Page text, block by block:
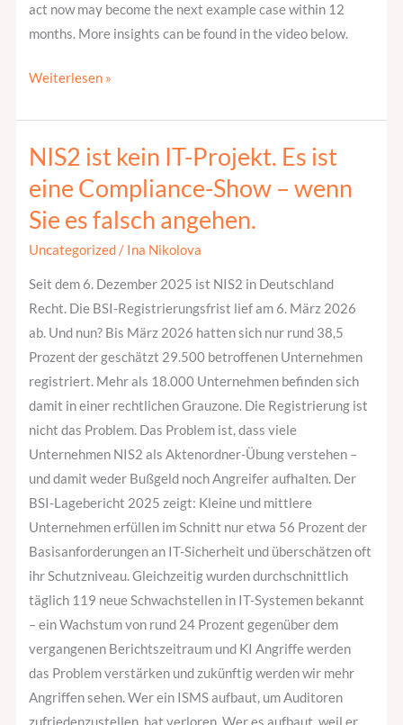
act now may become the next example case within 12
months. More insights can be found in the video below.
Weiterlesen »
NIS2 ist kein IT-Projekt. Es ist
eine Compliance-Show – wenn
Sie es falsch angehen.
Uncategorized/ Ina Nikolova
Seit dem 6. Dezember 2025 ist NIS2 in Deutschland
Recht. Die BSI-Registrierungsfrist lief am 6. März 2026
ab. Und nun? Bis März 2026 hatten sich nur rund 38,5
Prozent der geschätzt 29.500 betroffenen Unternehmen
registriert. Mehr als 18.000 Unternehmen befinden sich
damit in einer rechtlichen Grauzone. Die Registrierung ist
nicht das Problem. Das Problem ist, dass viele
Unternehmen NIS2 als Aktenordner-Übung verstehen –
und damit weder Bußgeld noch Angreifer aufhalten. Der
BSI-Lagebericht 2025 zeigt: Kleine und mittlere
Unternehmen erfüllen im Schnitt nur etwa 56 Prozent der
Basisanforderungen an IT-Sicherheit und überschätzen oft
ihr Schutzniveau. Gleichzeitig wurden durchschnittlich
täglich 119 neue Schwachstellen in IT-Systemen bekannt
– ein Wachstum von rund 24 Prozent gegenüber dem
vergangenen Berichtszeitraum und KI Angriffe werden
das Problem verstärken und zukünftig werden wir mehr
Angriffen sehen. Wer ein ISMS aufbaut, um Auditoren
NIS2
ist
kein
IT-
Projekt.